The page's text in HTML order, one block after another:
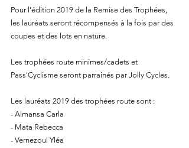
Pour l'édition 2019 de la Remise des Trophées,
les lauréats seront récompensés à la fois par des
coupes et des lots en nature.
Les trophées route minimes/cadets et
Pass'Cyclisme seront parrainés par Jolly Cycles.
Les lauréats 2019 des trophées route sont :
- Almansa Carla
- Mata Rebecca
- Vernezoul Yléa